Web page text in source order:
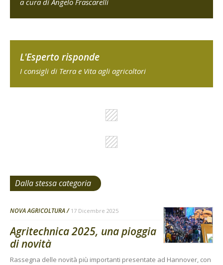
a cura di Angelo Frascarelli
L'Esperto risponde
I consigli di Terra e Vita agli agricoltori
Dalla stessa categoria
NOVA AGRICOLTURA 17 Dicembre 2025
Agritechnica 2025, una pioggia
di novità
Rassegna delle novità più importanti presentate ad Hannover, con